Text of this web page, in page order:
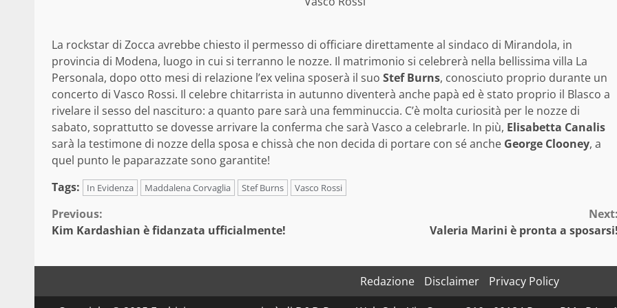
La rockstar di Zocca avrebbe chiesto il permesso di officiare direttamente al sindaco di Mirandola, in
provincia di Modena, luogo in cui si terranno le nozze. Il matrimonio si celebrerà nella bellissima villa La
Personala, dopo otto mesi di relazione l’ex velina sposerà il suo Stef Burns, conosciuto proprio durante un
concerto di Vasco Rossi. Il celebre chitarrista in autunno diventerà anche papà ed è stato proprio il Blasco a
rivelare il sesso del nascituro: a quanto pare sarà una femminuccia. C’è molta curiosità per le nozze di
sabato, soprattutto se dovesse arrivare la conferma che sarà Vasco a celebrarle. In più, Elisabetta Canalis
sarà la testimone di nozze della sposa e chissà che non decida di portare con sé anche George Clooney, a
quel punto le paparazzate sono garantite!
Tags:
In Evidenza Maddalena Corvaglia Stef Burns Vasco Rossi
Continue
Previous:
Kim Kardashian è fidanzata ufficialmente!
Valeria Marini è pronta a
Redazione Disclaimer
Privacy Policy